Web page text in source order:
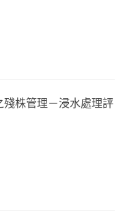
株管理－浸水處理評